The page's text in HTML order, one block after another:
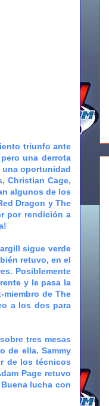
triunfo ante
una derrota
una oportunidad
Christian Cage,
algunos de los
Dragon y The
por rendición a
sigue verde
retuvo, en el
Posiblemente
y le pasa la
de The
a los dos para
tres mesas
de ella. Sammy
de los técnicos
Page retuvo
lucha con